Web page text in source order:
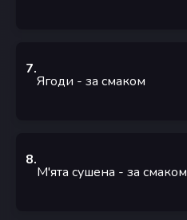
7.
Ягоди - за смаком
8.
М'ята сушена - за смаком